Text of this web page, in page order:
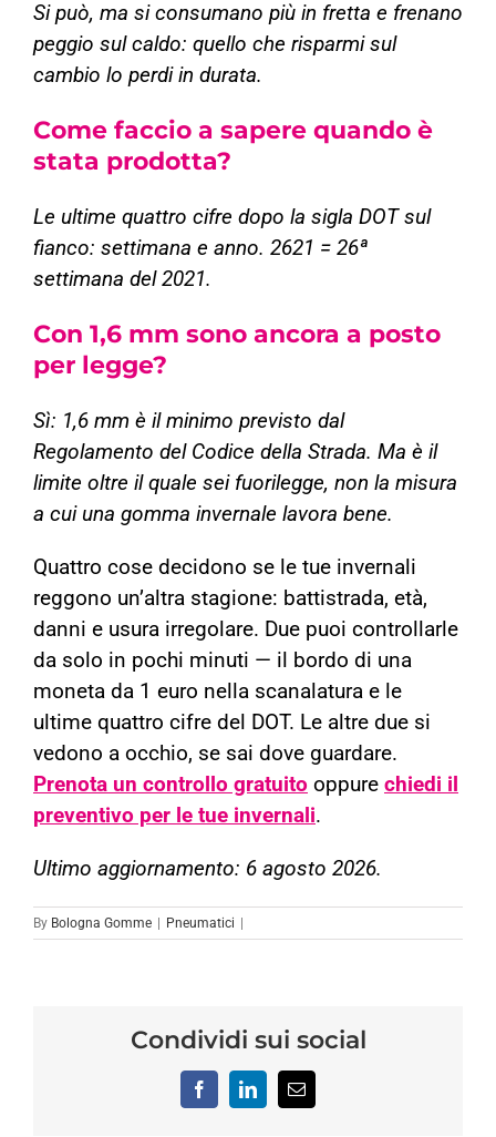
Si può, ma si consumano più in fretta e frenano
peggio sul caldo: quello che risparmi sul
cambio lo perdi in durata.
Come faccio a sapere quando è
stata prodotta?
Le ultime quattro cifre dopo la sigla DOT sul
fianco: settimana e anno. 2621 = 26ª
settimana del 2021.
Con 1,6 mm sono ancora a posto
per legge?
Sì: 1,6 mm è il minimo previsto dal
Regolamento del Codice della Strada. Ma è il
limite oltre il quale sei fuorilegge, non la misura
a cui una gomma invernale lavora bene.
Quattro cose decidono se le tue invernali
reggono un’altra stagione: battistrada, età,
danni e usura irregolare. Due puoi controllarle
da solo in pochi minuti — il bordo di una
moneta da 1 euro nella scanalatura e le
ultime quattro cifre del DOT. Le altre due si
vedono a occhio, se sai dove guardare.
Prenota un controllo gratuito oppure chiedi il
preventivo per le tue invernali.
Ultimo aggiornamento: 6 agosto 2026.
By Bologna Gomme Pneumatici
Condividi sui social
FacebookLinkedInEmail